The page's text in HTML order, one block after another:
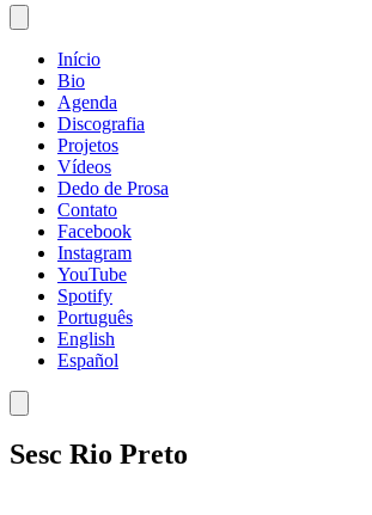
Início
Bio
Agenda
Discografia
Projetos
Vídeos
Dedo de Prosa
Contato
Facebook
Instagram
YouTube
Spotify
Português
English
Español
Sesc Rio Preto